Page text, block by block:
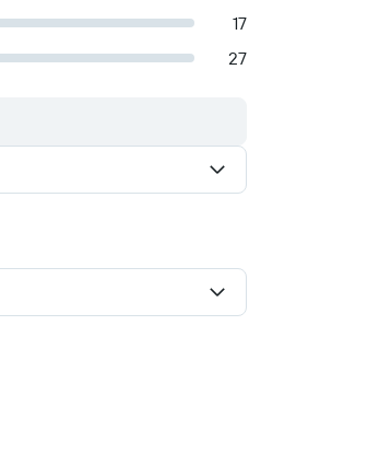
17
27